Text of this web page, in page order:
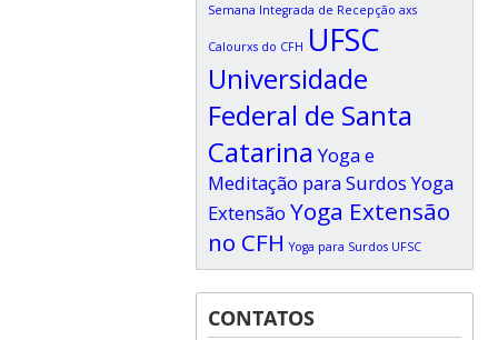
Semana Integrada de Recepção axs
Calourxs do CFH UFSC
Universidade
Federal de Santa
Catarina Yoga e
Meditação para Surdos Yoga
Extensão Yoga Extensão
no CFH Yoga para Surdos UFSC
CONTATOS